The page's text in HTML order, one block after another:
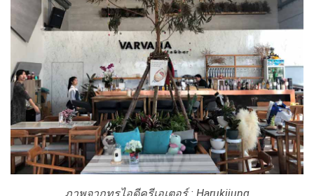
ภาพจากทรูไอดีครีเอเตอร์ : Harukijung